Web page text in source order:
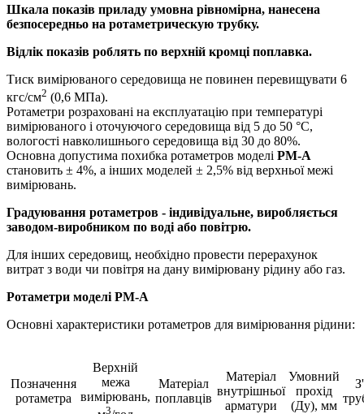
Шкала показів приладу умовна рівномірна, нанесена
безпосередньо на ротаметрическую трубку.
Відлік показів роблять по верхній кромці поплавка.
Тиск вимірюваного середовища не повинен перевищувати 6
кгс/см2 (0,6 МПа).
Ротаметри розраховані на експлуатацію при температурі
вимірюваного і оточуючого середовища від 5 до 50 °С,
вологості навколишнього середовища від 30 до 80%.
Основна допустима похибка ротаметров моделі РМ-А
становить ± 4%, а інших моделей ± 2,5% від верхньої межі
вимірювань.
Градуювання ротаметров - індивідуальне, виробляється
заводом-виробником по воді або повітрю.
Для інших середовищ, необхідно провести перерахунок
витрат з води чи повітря на дану вимірювану рідину або газ.
Ротаметри моделі РМ-А
Основні характеристики ротаметров для вимірювання рідини:
Позначення
ротаметра
Верхній
межа
вимірювань,
3
Матеріал
поплавців
Матеріал
внутрішньої
арматури
Умовний
прохід
(Ду), мм